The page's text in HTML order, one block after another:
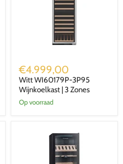
WI60179P-
3P95
Wijnkoelkast
3
Zones
€4.999,00
Witt WI60179P-3P95
Wijnkoelkast | 3 Zones
Op voorraad